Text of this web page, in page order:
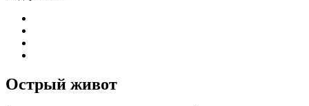
Острый живот